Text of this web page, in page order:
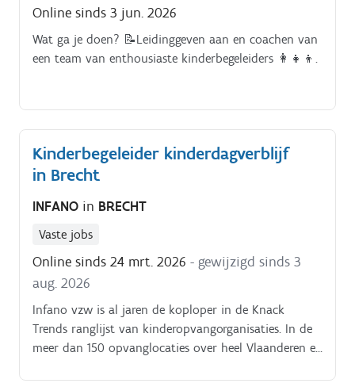
Online sinds 3 jun. 2026
Wat ga je doen? 📝Leidinggeven aan en coachen van
een team van enthousiaste kinderbegeleiders 👩‍👧‍👦.
Kinderbegeleider kinderdagverblijf
in Brecht
INFANO in BRECHT
Vaste jobs
Online sinds 24 mrt. 2026 - gewijzigd sinds 3
aug. 2026
Infano vzw is al jaren de koploper in de Knack
Trends ranglijst van kinderopvangorganisaties. In de
meer dan 150 opvanglocaties over heel Vlaanderen en